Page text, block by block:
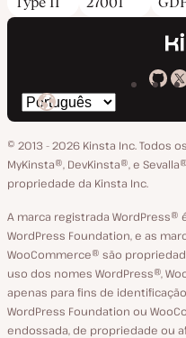
X
Trocar
o
idioma
© 2013 - 2026 Kinsta Inc. Todos
MyKinsta®‚ DevKinsta®‚ e
propriedade da Kinsta Inc.
A marca registrada
WordPress Foundation, e as
WooCommerce® são
uso dos nomes WordPress®,
apenas para fins de
WordPress Foundation ou
endossada, de propriedade ou